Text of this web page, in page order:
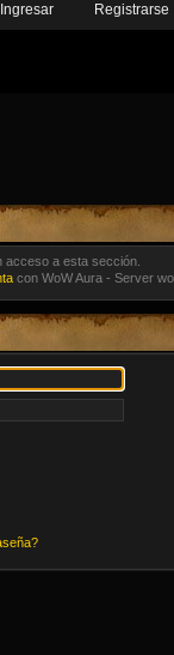
Ingresar Registrarse
acceso a esta sección.
con WoW Aura - Server